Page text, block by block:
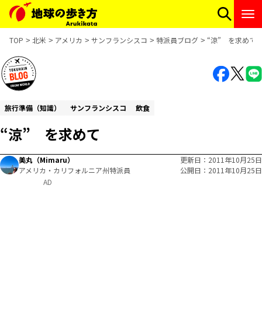
TOP 北米 アメリカ サンフランシスコ 特派員ブログ “涼” を求めて
旅行準備（知識） サンフランシスコ 飲食
“涼” を求めて
美丸（Mimaru）
アメリカ・カリフォルニア州特派員
更新日
2011年10月25日
公開日
2011年10月25日
AD